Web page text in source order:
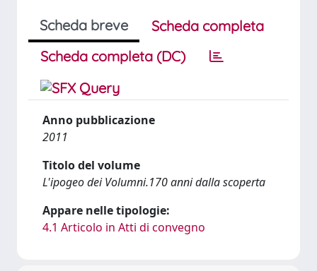
Scheda breve
Scheda completa
Scheda completa (DC)
Anno pubblicazione
2011
Titolo del volume
L'ipogeo dei Volumni.170 anni dalla scoperta
Appare nelle tipologie:
4.1 Articolo in Atti di convegno